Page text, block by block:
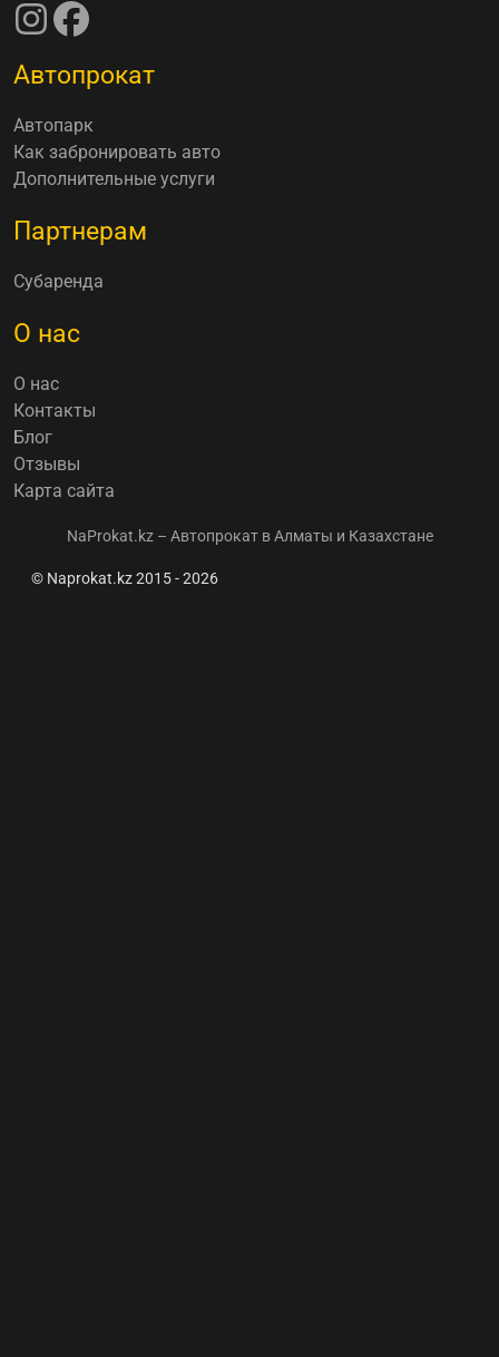
Автопрокат
Автопарк
Как забронировать авто
Дополнительные услуги
Партнерам
Субаренда
О нас
О нас
Контакты
Блог
Отзывы
Карта сайта
NaProkat.kz – Автопрокат в Алматы и Казахстане
© Naprokat.kz 2015 - 2026